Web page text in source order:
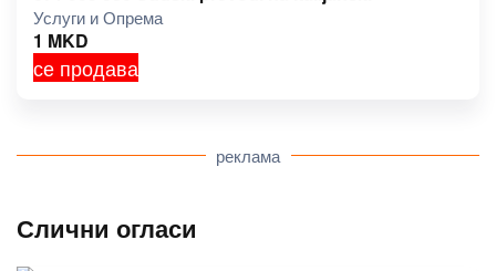
Услуги и Опрема
1 MKD
се продава
реклама
Слични огласи